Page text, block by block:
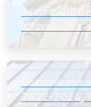
Assunzioni
informativa
Comunicato stampa |
2022-2024,